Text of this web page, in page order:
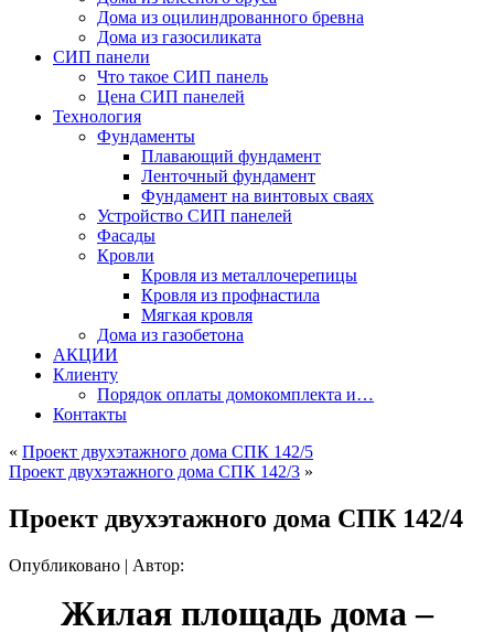
Дома из оцилиндрованного бревна
Дома из газосиликата
СИП панели
Что такое СИП панель
Цена СИП панелей
Технология
Фундаменты
Плавающий фундамент
Ленточный фундамент
Фундамент на винтовых сваях
Устройство СИП панелей
Фасады
Кровли
Кровля из металлочерепицы
Кровля из профнастила
Мягкая кровля
Дома из газобетона
АКЦИИ
Клиенту
Порядок оплаты домокомплекта и…
Контакты
« Проект двухэтажного дома СПК 142/5
Проект двухэтажного дома СПК 142/3 »
Проект двухэтажного дома СПК 142/4
Опубликовано | Автор:
Жилая площадь дома –